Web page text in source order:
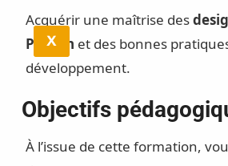
X
Acquérir une maîtrise des
Python et des bonnes
développement.
Objectifs
À l’issue de cette formation,